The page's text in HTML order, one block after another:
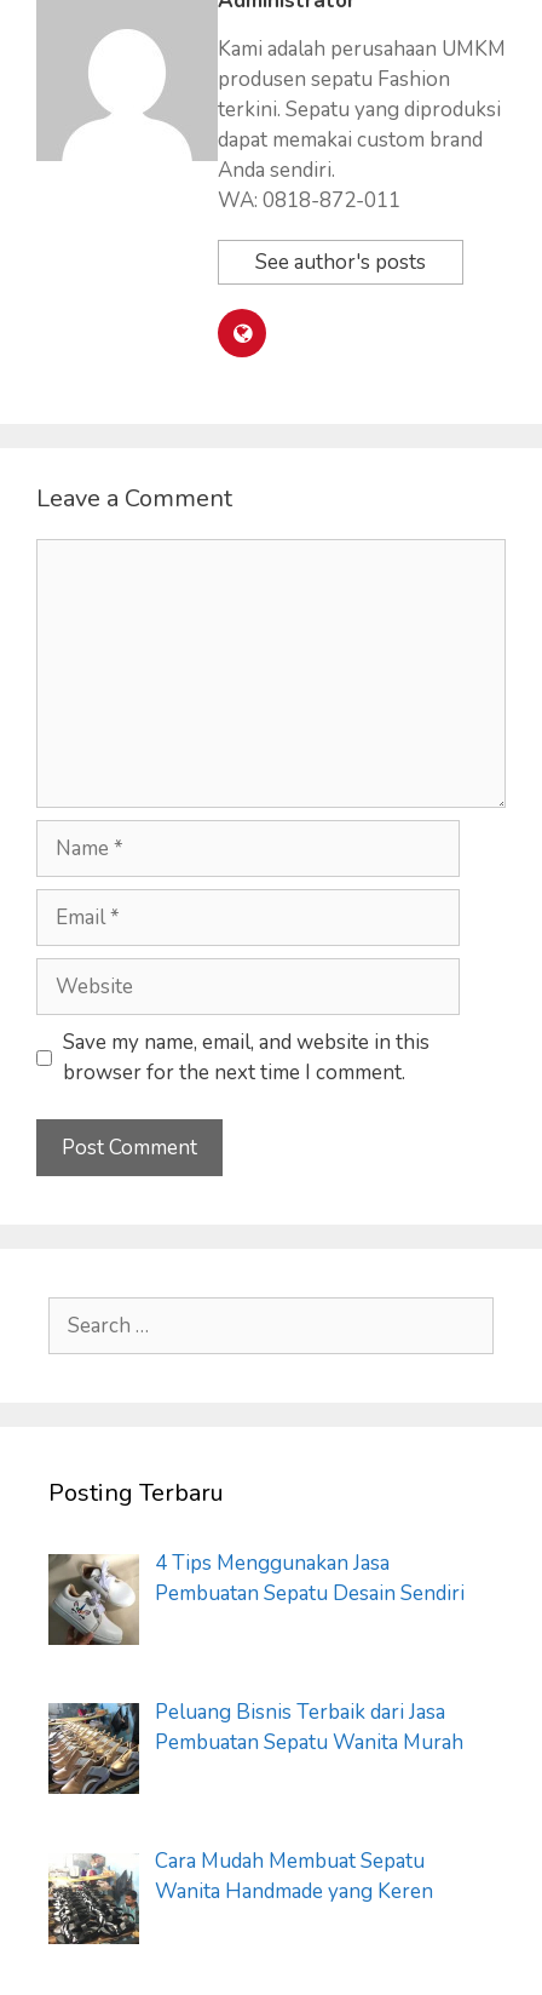
Kami adalah perusahaan UMKM
produsen sepatu Fashion
terkini. Sepatu yang diproduksi
dapat memakai custom brand
Anda sendiri.
WA: 0818-872-011
See author's posts
Leave a Comment
Name
Email
Website
Save my name, email, and website in this
browser for the next time I comment.
Search
for:
Posting Terbaru
4 Tips Menggunakan Jasa
Pembuatan Sepatu Desain Sendiri
Peluang Bisnis Terbaik dari Jasa
Pembuatan Sepatu Wanita Murah
Cara Mudah Membuat Sepatu
Wanita Handmade yang Keren